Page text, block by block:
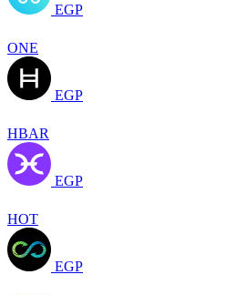
EGP
ONE
EGP
HBAR
EGP
HOT
EGP